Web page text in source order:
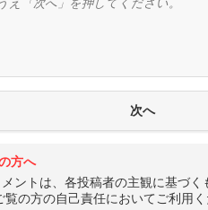
方へ
ントは、各投稿者の主観に基づ
の方の自己責任においてご利用く